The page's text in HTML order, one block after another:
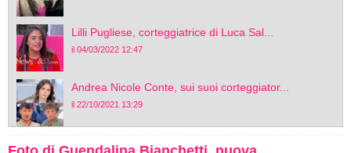
Lilli Pugliese, corteggiatrice di Luca Sal...
il 04/03/2022 12:47
Andrea Nicole Conte, sui suoi corteggiator...
il 22/10/2021 13:29